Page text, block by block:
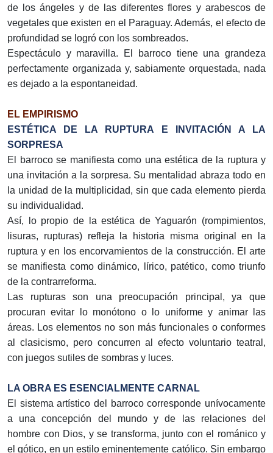
de los ángeles y de las diferentes flores y arabescos de
vegetales que existen en el Paraguay. Además, el efecto de
profundidad se logró con los sombreados.
Espectáculo y maravilla. El barroco tiene una grandeza
perfectamente organizada y, sabiamente orquestada, nada
es dejado a la espontaneidad.
EL EMPIRISMO
ESTÉTICA DE LA RUPTURA E INVITACIÓN A LA
SORPRESA
El barroco se manifiesta como una estética de la ruptura y
una invitación a la sorpresa. Su mentalidad abraza todo en
la unidad de la multiplicidad, sin que cada elemento pierda
su individualidad.
Así, lo propio de la estética de Yaguarón (rompimientos,
lisuras, rupturas) refleja la historia misma original en la
ruptura y en los encorvamientos de la construcción. El arte
se manifiesta como dinámico, lírico, patético, como triunfo
de la contrarreforma.
Las rupturas son una preocupación principal, ya que
procuran evitar lo monótono o lo uniforme y animar las
áreas. Los elementos no son más funcionales o conformes
al clasicismo, pero concurren al efecto voluntario teatral,
con juegos sutiles de sombras y luces.
LA OBRA ES ESENCIALMENTE CARNAL
El sistema artístico del barroco corresponde unívocamente
a una concepción del mundo y de las relaciones del
hombre con Dios, y se transforma, junto con el románico y
el gótico, en un estilo eminentemente católico. Sin embargo